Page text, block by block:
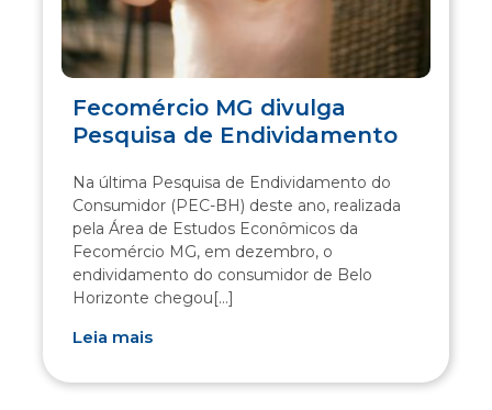
Fecomércio MG divulga
Pesquisa de Endividamento
Na última Pesquisa de Endividamento do
Consumidor (PEC-BH) deste ano, realizada
pela Área de Estudos Econômicos da
Fecomércio MG, em dezembro, o
endividamento do consumidor de Belo
Horizonte chegou[...]
Leia mais